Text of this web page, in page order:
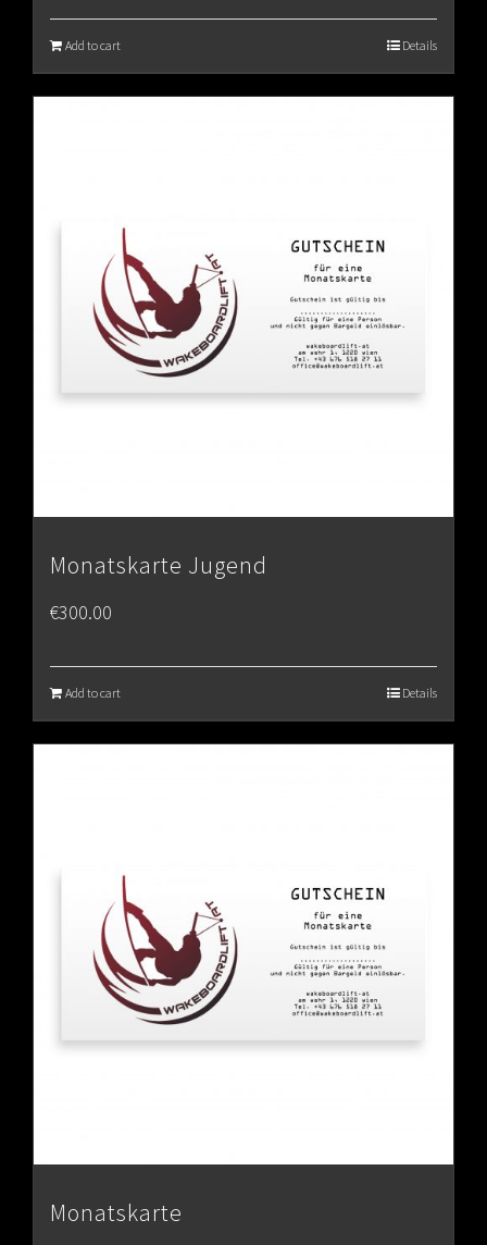
Add to cart Details
Monatskarte Jugend
€300.00
Add to cart Details
Monatskarte